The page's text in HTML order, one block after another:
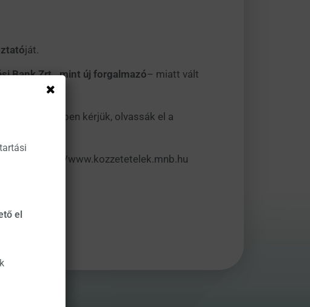
ját.
Bank Zrt., mint új forgalmazó– miatt vált
érdekében kérjük, olvassák el a
a https://www.kozzetetelek.mnb.hu
el